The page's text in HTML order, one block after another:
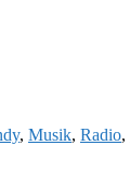
, Musik, Radio,